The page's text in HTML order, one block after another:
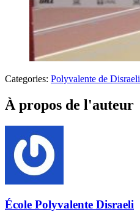
Categories: Polyvalente de Disraeli
À propos de l'auteur
École Polyvalente Disraeli